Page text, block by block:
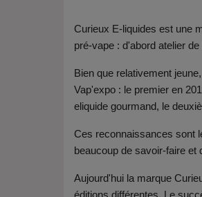
Curieux E-liquides est une
pré-vape : d'abord atelier
Bien que relativement
Vap'expo : le premier en
eliquide gourmand, le
Ces reconnaissances sont
beaucoup de savoir-faire et
Aujourd'hui la marque